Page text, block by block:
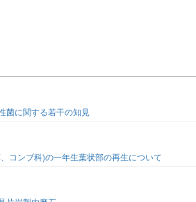
菌に関する若干の知見
コンブ科)の一年生葉状部の再生について